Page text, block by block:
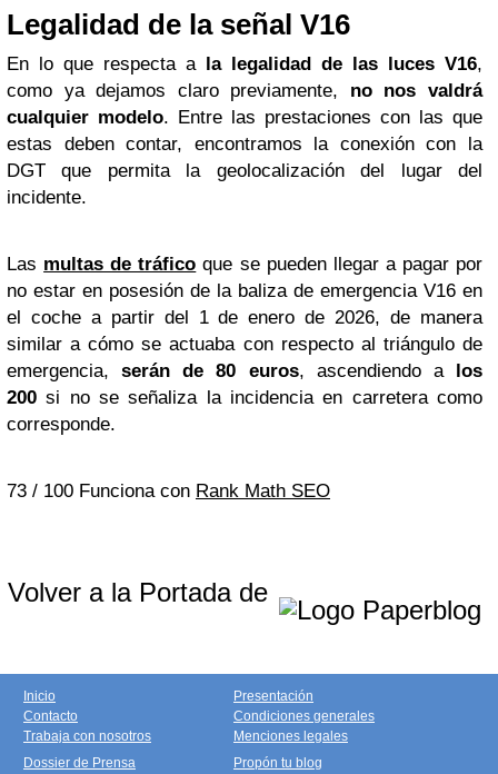
Legalidad de la señal V16
En lo que respecta ala legalidad de las luces V16,
como ya dejamos claro previamente, no nos valdrá
cualquier modelo. Entre las prestaciones con las que
estas deben contar, encontramos la conexión con la
DGT que permita la geolocalización del lugar del
incidente.
Las multas de tráfico que se pueden llegar a pagar por
no estar en posesión de la baliza de emergencia V16 en
el coche a partir del 1 de enero de 2026, de manera
similar a cómo se actuaba con respecto al triángulo de
emergencia,serán de 80 euros, ascendiendo alos
200 si no se señaliza la incidencia en carretera como
corresponde.
73 / 100 Funciona con Rank Math SEO
Volver a la Portada de
Inicio
Contacto
Trabaja con nosotros
Presentación
Condiciones generales
Menciones legales
Dossier de Prensa
Propón tu blog